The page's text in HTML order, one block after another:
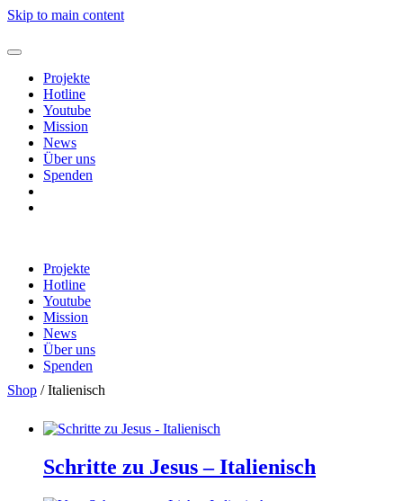
Skip to main content
Projekte
Hotline
Youtube
Mission
News
Über uns
Spenden
Projekte
Hotline
Youtube
Mission
News
Über uns
Spenden
Shop
Shop / Italienisch
Schritte zu Jesus – Italienisch